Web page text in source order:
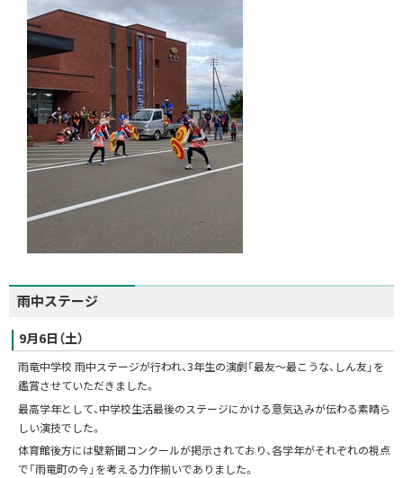
雨中ステージ
9月6日（土）
雨竜中学校 雨中ステージが行われ、3年生の演劇「最友～最こうな、しん友」を
鑑賞させていただきました。
最高学年として、中学校生活最後のステージにかける意気込みが伝わる素晴ら
しい演技でした。
体育館後方には壁新聞コンクールが掲示されており、各学年がそれぞれの視点
で「雨竜町の今」を考える力作揃いでありました。